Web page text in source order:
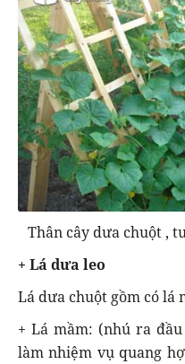
Thân cây dưa chuột ,
+ Lá dưa leo
Lá dưa chuột gồm có lá
+ Lá mầm: (nhú ra
làm nhiệm vụ quang